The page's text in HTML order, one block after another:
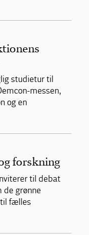
studietur til
messen,
og en
forskning
til debat
de grønne
til fælles